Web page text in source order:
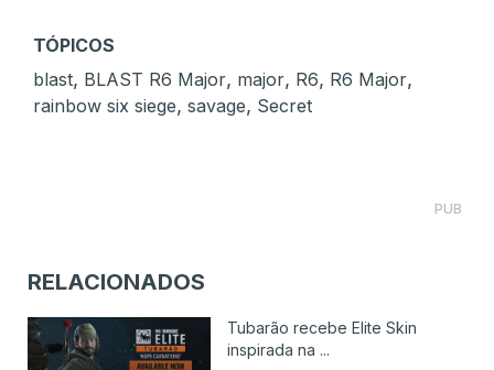
TÓPICOS
blast, BLAST R6 Major, major, R6, R6 Major,
rainbow six siege, savage, Secret
PUB
RELACIONADOS
Tubarão recebe Elite Skin
inspirada na ...